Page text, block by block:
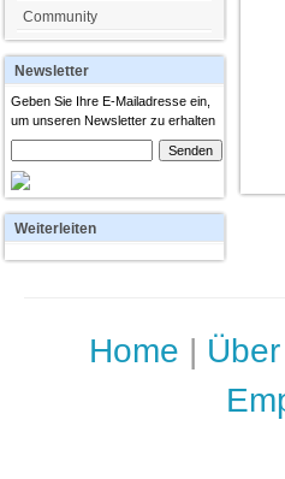
Community
Newsletter
Geben Sie Ihre E-Mailadresse ein,
um unseren Newsletter zu erhalten
Weiterleiten
Home